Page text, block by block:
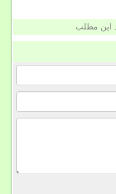
این مطلب